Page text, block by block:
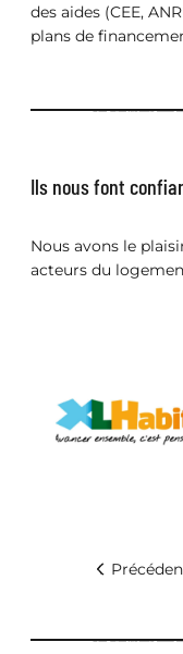
des aides (CEE,
plans de
Ils nous font
Nous avons le
acteurs du